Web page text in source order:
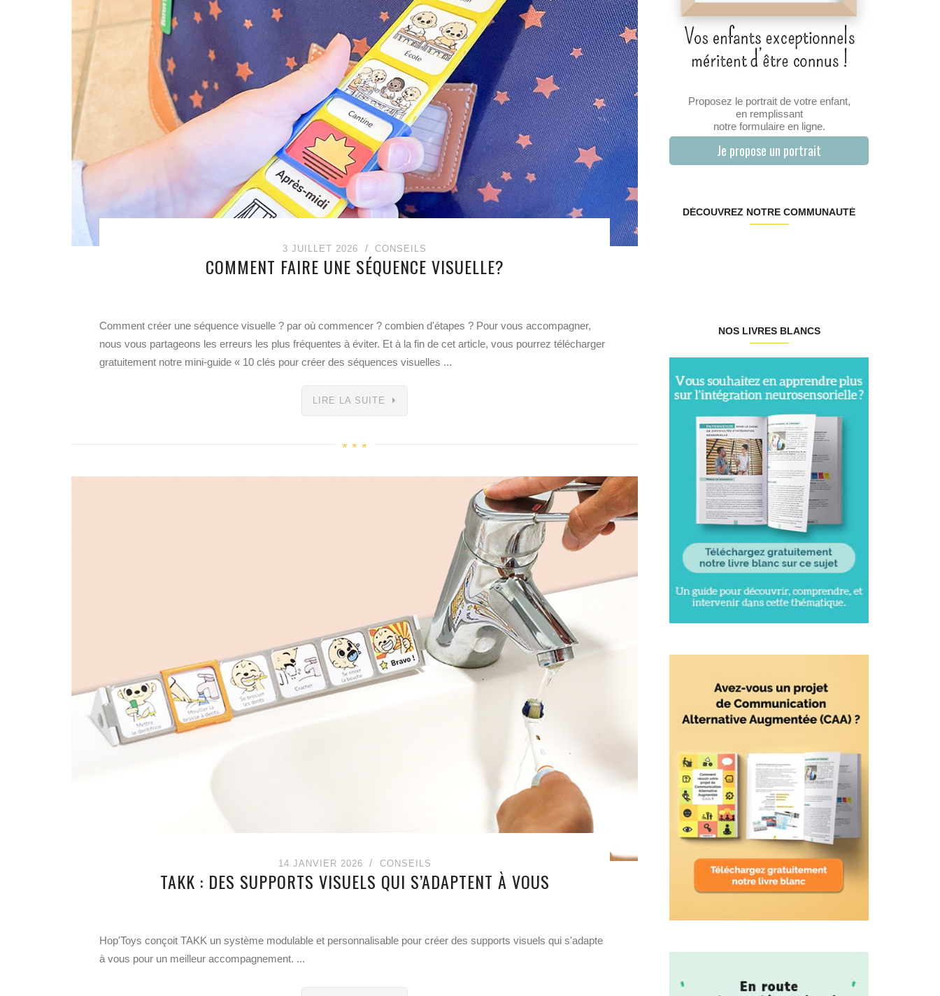
3 JUILLET 2026 CONSEILS
COMMENT FAIRE UNE SÉQUENCE VISUELLE?
Comment créer une séquence visuelle ? par où commencer ? combien d'étapes ? Pour vous accompagner,
nous vous partageons les erreurs les plus fréquentes à éviter. Et à la fin de cet article, vous pourrez télécharger
gratuitement notre mini-guide « 10 clés pour créer des séquences visuelles ...
LIRE LA SUITE
14 JANVIER 2026 CONSEILS
TAKK : DES SUPPORTS VISUELS QUI S’ADAPTENT À VOUS
Hop'Toys conçoit TAKK un système modulable et personnalisable pour créer des supports visuels qui s'adapte
à vous pour un meilleur accompagnement. ...
Proposez le portrait de votre enfant,
en remplissant
notre formulaire en ligne.
Je propose un portrait
DÉCOUVREZ NOTRE COMMUNAUTÉ
NOS LIVRES BLANCS